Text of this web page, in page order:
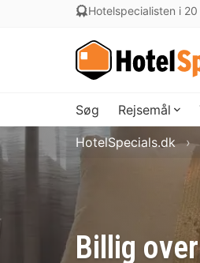
Hotelspecialisten i 20
Søg Rejsemål
Billig
HotelSpecials.dk